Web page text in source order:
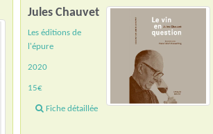
Jules Chauvet
Les éditions de
l'épure
2020
15€
Fiche détaillée